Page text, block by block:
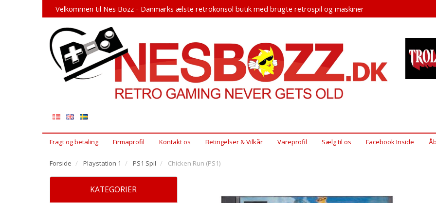
Velkommen til Nes Bozz - Danmarks ælste retrokonsol butik med brugte retrospil og maskiner
Fragt og betaling Firmaprofil Kontakt os Betingelser & Vilkår Vareprofil Sælg til os Facebook Inside
Forside Playstation 1 PS1 Spil Chicken Run (PS1)
KATEGORIER